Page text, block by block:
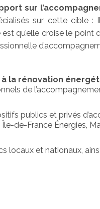
sur
sur cette cible :
qu’elle croise le
à la rénovation
de
publics et privés
de-France Énergies,
locaux et nationaux,